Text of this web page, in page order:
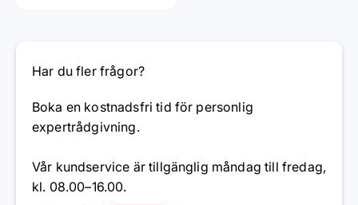
Har du fler frågor?
Boka en kostnadsfri tid för personlig
expertrådgivning.
Vår kundservice är tillgänglig måndag till fredag,
kl. 08.00–16.00.